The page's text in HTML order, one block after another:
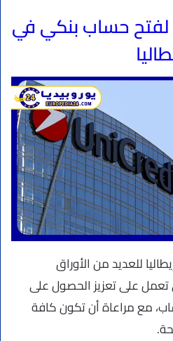
لفتح حساب بنكي في
للعديد من الأوراق
تعمل على تعزيز الحصول على
مع مراعاة أن تكون كافة